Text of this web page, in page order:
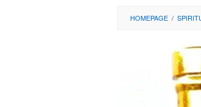
HOMEPAGE /